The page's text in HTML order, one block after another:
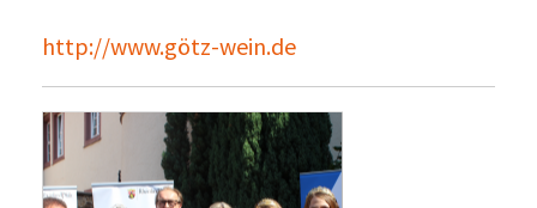
http://www.götz-wein.de